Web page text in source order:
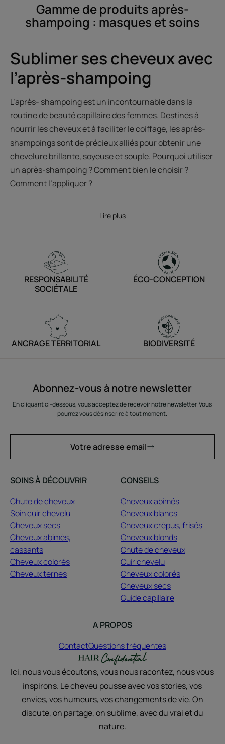
Gamme de produits après-
shampoing : masques et soins
Sublimer ses cheveux avec
l’après-shampoing
L’après- shampoing est un incontournable dans la
routine de beauté capillaire des femmes. Destinés à
nourrir les cheveux et à faciliter le coiffage, les après-
shampoings sont de précieux alliés pour obtenir une
chevelure brillante, soyeuse et souple. Pourquoi utiliser
un après-shampoing ? Comment bien le choisir ?
Comment l’appliquer ?
Lire plus
RESPONSABILITÉ
SOCIÉTALE
ÉCO-CONCEPTION
ANCRAGE TERRITORIAL BIODIVERSITÉ
Abonnez-vous à notre newsletter
En cliquant ci-dessous, vous acceptez de recevoir notre newsletter. Vous
pourrez vous désinscrire à tout moment.
Votre adresse email
SOINS À DÉCOUVRIR
Chute de cheveux
Soin cuir chevelu
Cheveux secs
Cheveux abimés,
cassants
Cheveux colorés
Cheveux ternes
CONSEILS
Cheveux abimés
Cheveux blancs
Cheveux crépus, frisés
Cheveux blonds
Chute de cheveux
Cuir chevelu
Cheveux colorés
Cheveux secs
Guide capillaire
A PROPOS
ContactQuestions fréquentes
Ici, nous vous écoutons, vous nous racontez, nous vous
inspirons. Le cheveu pousse avec vos stories, vos
envies, vos humeurs, vos changements de vie. On
discute, on partage, on sublime, avec du vrai et du
nature.